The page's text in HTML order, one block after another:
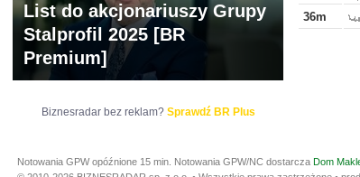
36m
List do akcjonariuszy Grupy
Stalprofil 2025 [BR
Premium]
Biznesradar bez reklam? Sprawdź BR Plus
Notowania GPW opóźnione 15 min. Notowania GPW/NC dostarcza Dom